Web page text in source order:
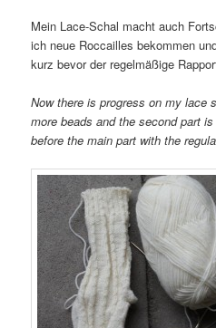
Mein Lace-Schal macht auch
ich neue Roccailles bekommen
kurz bevor der regelmäßige
Now there is progress on my lace
more beads and the second part
before the main part with the